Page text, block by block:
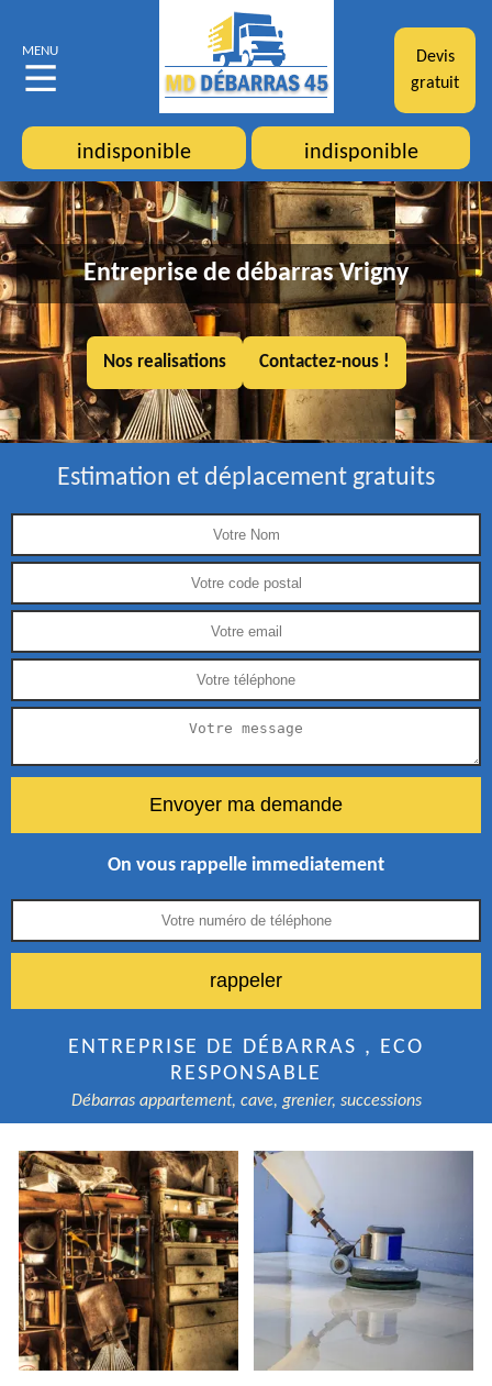
MENU
Devis
gratuit
indisponible indisponible
Entreprise de débarras Vrigny
Nos realisations Contactez-nous !
Estimation et déplacement gratuits
On vous rappelle immediatement
ENTREPRISE DE DÉBARRAS , ECO
RESPONSABLE
Débarras appartement, cave, grenier, successions